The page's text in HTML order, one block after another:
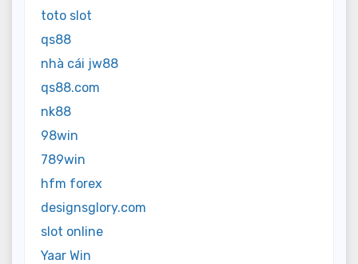
toto slot
qs88
nhà cái jw88
qs88.com
nk88
98win
789win
hfm forex
designsglory.com
slot online
Yaar Win